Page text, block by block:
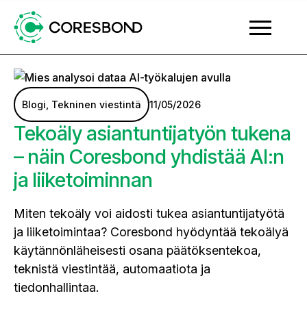
Blogi Tekninen viestintä 11/05/2026
Tekoäly asiantuntijatyön tukena
– näin Coresbond yhdistää AI:n
ja liiketoiminnan
Miten tekoäly voi aidosti tukea asiantuntijatyötä
ja liiketoimintaa? Coresbond hyödyntää tekoälyä
käytännönläheisesti osana päätöksentekoa,
teknistä viestintää, automaatiota ja
tiedonhallintaa.